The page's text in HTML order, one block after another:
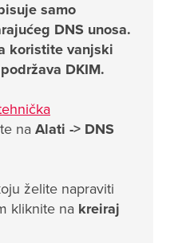
samo
DNS unosa.
koristite vanjski
DKIM.
na Alati -> DNS
želite napraviti
kliknite na kreiraj